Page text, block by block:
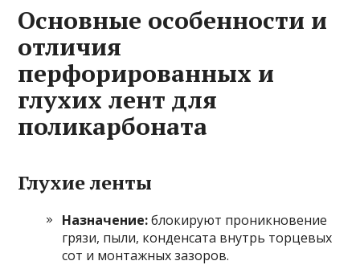
Основные особенности и
отличия
перфорированных и
глухих лент для
поликарбоната
Глухие ленты
Назначение:блокируют проникновение
грязи, пыли, конденсата внутрь торцевых
сот и монтажных зазоров.